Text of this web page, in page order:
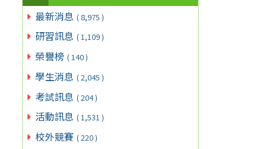
最新消息 ( 8,975 )
研習訊息 ( 1,109 )
榮譽榜 ( 140 )
學生消息 ( 2,045 )
考試訊息 ( 204 )
活動訊息 ( 1,531 )
校外競賽 ( 220 )